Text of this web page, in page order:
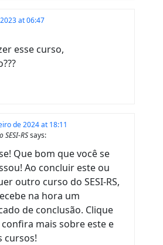
at 06:47
esse curso,
de 2024 at 18:11
SESI-RSsays:
Que bom que você se
Ao concluir este ou
outro curso do SESI-RS,
na hora um
de conclusão. Clique
confira mais sobre este e
cursos!